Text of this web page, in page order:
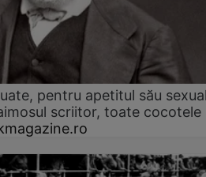
pentru apetitul său
scriitor, toate cocotele